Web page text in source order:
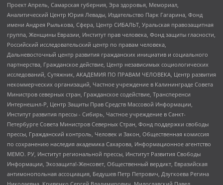
Проект Апрель, Самарская губерния, Эра здоровья, Мемориал,
Аналитический Центр Юрия Левады, Издательство Парк Гагарина, Фонд
имени Андрея Рылькова, Сфера, Центр СИБАЛЬТ, Уральская правозащитная
группа, Женщины Евразии, Институт прав человека, Фонд защиты гласности,
Российский исследовательский центр по правам человека,
Дальневосточный центр развития гражданских инициатив и социального
партнерства, Гражданское действие, Центр независимых социологических
исследований, Сутяжник, АКАДЕМИЯ ПО ПРАВАМ ЧЕЛОВЕКА, Центр развития
некоммерческих организаций, Частное учреждение в Калининграде Совета
Министров северных стран, Гражданское содействие, Трансперенси
Интернешнл-Р, Центр Защиты Прав Средств Массовой Информации,
Институт развития прессы - Сибирь, Частное учреждение в Санкт-
Петербурге Совета Министров Северных Стран, Фонд поддержки свободы
прессы, Гражданский контроль, Человек и Закон, Общественная комиссия
по сохранению наследия академика Сахарова, Информационное агентство
МЕМО. РУ, Институт региональной прессы, Институт Развития Свободы
Информации, Экозащита!-Женсовет, Общественный вердикт, Евразийская
антимонопольная ассоциация, Бедушев Петр Петрович, Дзугкоева Регина